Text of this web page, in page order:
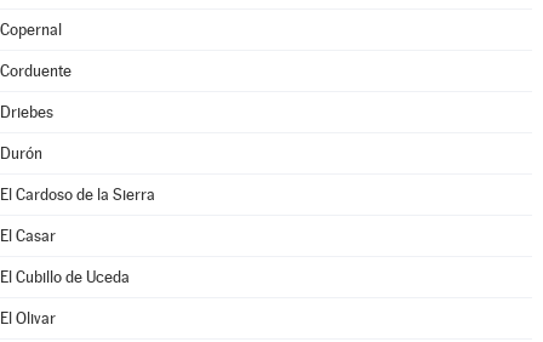
Copernal
Corduente
Driebes
Durón
El Cardoso de la Sierra
El Casar
El Cubillo de Uceda
El Olivar